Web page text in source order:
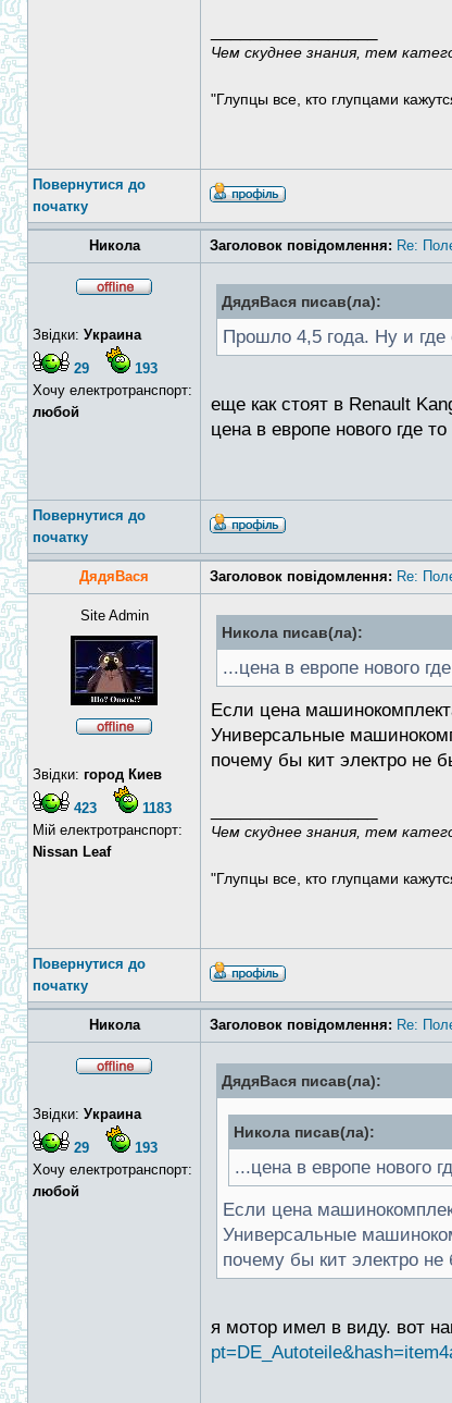
Чем скуднее знания, тем
"Глупцы все, кто глупцами
Повернутися до
початку
Никола Заголовок повідомлення: Re:
Звідки: Украина
29
193
Хочу електротранспорт:
любой
ДядяВася писав(ла):
Прошло 4,5 года. Ну и где
еще как стоят в Renault
цена в европе нового где
Повернутися до
початку
ДядяВася Заголовок повідомлення: Re:
Site Admin
Звідки: город Киев
423
1183
Мій електротранспорт:
Nissan Leaf
Никола писав(ла):
...цена в европе нового
Если цена
Универсальные
почему бы кит электро не
Чем скуднее знания, тем
"Глупцы все, кто глупцами
Повернутися до
початку
Никола Заголовок повідомлення: Re:
Звідки: Украина
29
193
Хочу електротранспорт:
любой
ДядяВася писав(ла):
Никола писав(ла):
...цена в европе нового
Если цена
Универсальные
почему бы кит электро не
я мотор имел в виду. вот